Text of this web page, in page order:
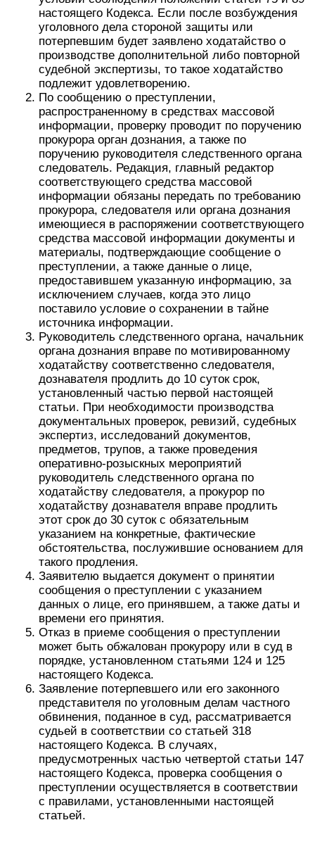
настоящего Кодекса. Если после возбуждения
уголовного дела стороной защиты или
потерпевшим будет заявлено ходатайство о
производстве дополнительной либо повторной
судебной экспертизы, то такое ходатайство
подлежит удовлетворению.
По сообщению о преступлении,
распространенному в средствах массовой
информации, проверку проводит по поручению
прокурора орган дознания, а также по
поручению руководителя следственного органа
следователь. Редакция, главный редактор
соответствующего средства массовой
информации обязаны передать по требованию
прокурора, следователя или органа дознания
имеющиеся в распоряжении соответствующего
средства массовой информации документы и
материалы, подтверждающие сообщение о
преступлении, а также данные о лице,
предоставившем указанную информацию, за
исключением случаев, когда это лицо
поставило условие о сохранении в тайне
источника информации.
Руководитель следственного органа, начальник
органа дознания вправе по мотивированному
ходатайству соответственно следователя,
дознавателя продлить до 10 суток срок,
установленный частью первой настоящей
статьи. При необходимости производства
документальных проверок, ревизий, судебных
экспертиз, исследований документов,
предметов, трупов, а также проведения
оперативно-розыскных мероприятий
руководитель следственного органа по
ходатайству следователя, а прокурор по
ходатайству дознавателя вправе продлить
этот срок до 30 суток с обязательным
указанием на конкретные, фактические
обстоятельства, послужившие основанием для
такого продления.
Заявителю выдается документ о принятии
сообщения о преступлении с указанием
данных о лице, его принявшем, а также даты и
времени его принятия.
Отказ в приеме сообщения о преступлении
может быть обжалован прокурору или в суд в
порядке, установленном статьями 124 и 125
настоящего Кодекса.
Заявление потерпевшего или его законного
представителя по уголовным делам частного
обвинения, поданное в суд, рассматривается
судьей в соответствии со статьей 318
настоящего Кодекса. В случаях,
предусмотренных частью четвертой статьи 147
настоящего Кодекса, проверка сообщения о
преступлении осуществляется в соответствии
с правилами, установленными настоящей
статьей.